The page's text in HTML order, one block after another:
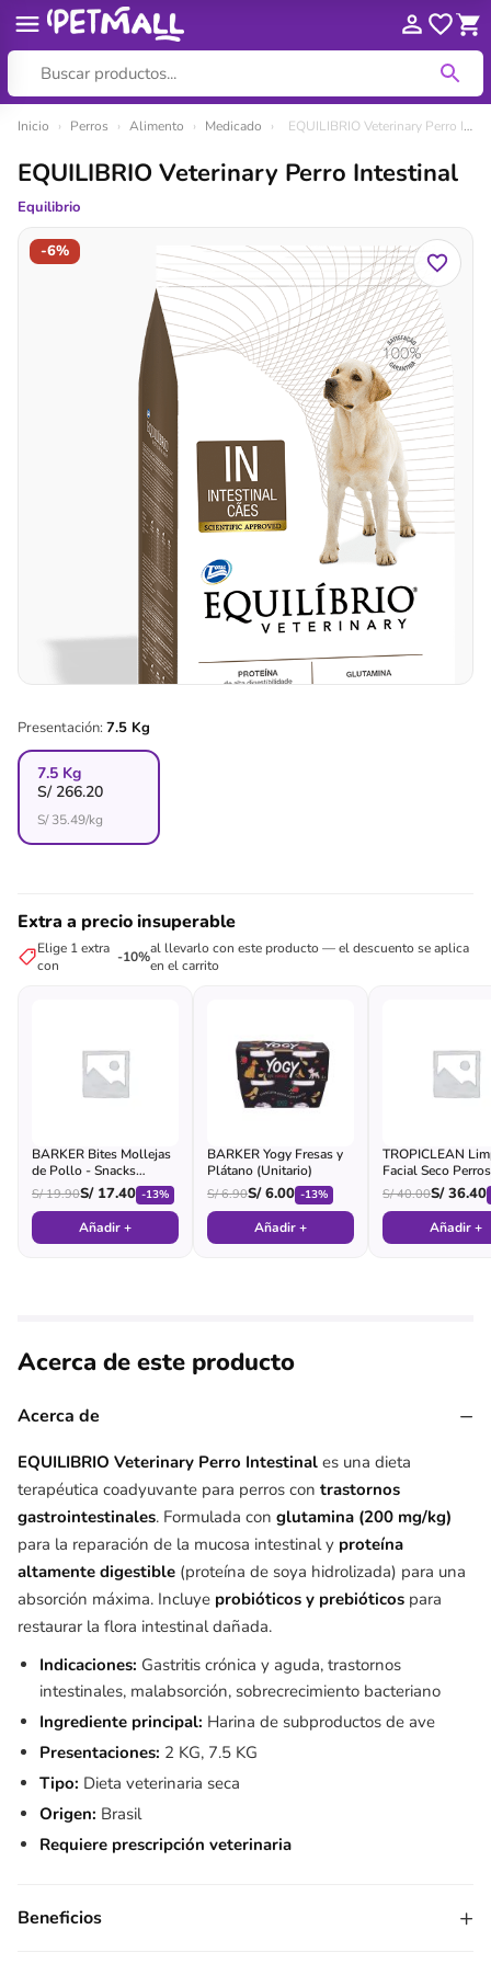
contenido
Inicio › Perros › Alimento › Medicado › EQUILIBRIO Veterinary Perro Intestinal
-6%
EQUILIBRIO Veterinary Perro Intestinal
Equilibrio
Presentación: 7.5 Kg
7.5 Kg
S/266.20
S/35.49/kg
Extra a precio insuperable
Elige 1 extra
con
-10%al llevarlo con este producto — el descuento se aplica
en el carrito
BARKER Bites Mollejas
de Pollo - Snacks
Deshidratados
S/19.90S/17.40 -13%
Añadir +
BARKER Yogy Fresas y
Plátano (Unitario)
S/6.90S/6.00 -13%
Añadir +
TROPICLEAN
Facial Seco Perros
S/40.00S/36.40
Añadir +
Acerca de este producto
Acerca de −
EQUILIBRIO Veterinary Perro Intestinal es una dieta
terapéutica coadyuvante para perros con trastornos
gastrointestinales. Formulada con glutamina (200 mg/kg)
para la reparación de la mucosa intestinal y proteína
altamente digestible (proteína de soya hidrolizada) para una
absorción máxima. Incluye probióticos y prebióticos para
restaurar la flora intestinal dañada.
Indicaciones: Gastritis crónica y aguda, trastornos
intestinales, malabsorción, sobrecrecimiento bacteriano
Ingrediente principal: Harina de subproductos de ave
Presentaciones: 2 KG, 7.5 KG
Tipo: Dieta veterinaria seca
Origen: Brasil
Requiere prescripción veterinaria
Beneficios +